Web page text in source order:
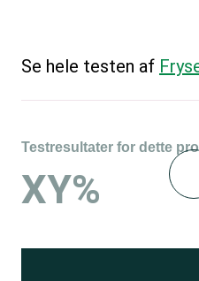
Se hele testen af
Testresultater for dette
XY%